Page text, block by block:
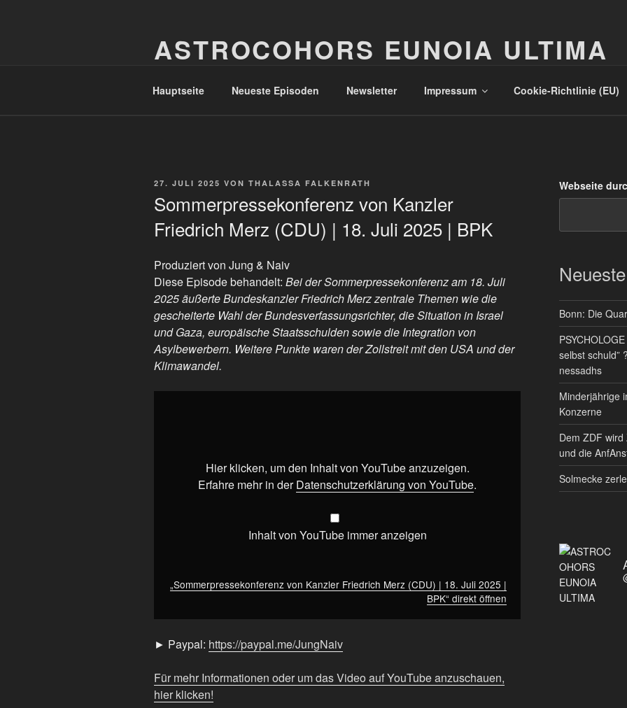
ASTROCOHORS EUNOIA ULTIMA
Hauptseite Neueste Episoden Newsletter Impressum Cookie-Richtlinie (EU)
VERÖFFENTLICHT
27. JULI 2025 VON THALASSA FALKENRATH
Sommerpressekonferenz von Kanzler
Friedrich Merz (CDU) | 18. Juli 2025 | BPK
Produziert von Jung & Naiv
Diese Episode behandelt: Bei der Sommerpressekonferenz am 18. Juli
2025 äußerte Bundeskanzler Friedrich Merz zentrale Themen wie die
gescheiterte Wahl der Bundesverfassungsrichter, die Situation in Israel
und Gaza, europäische Staatsschulden sowie die Integration von
Asylbewerbern. Weitere Punkte waren der Zollstreit mit den USA und der
Klimawandel.
BPK“
YouTube
Hier klicken, um den Inhalt von YouTube anzuzeigen.
Erfahre mehr in derDatenschutzerklärung von YouTube.
Inhalt von YouTube immer anzeigen
„Sommerpressekonferenz von Kanzler Friedrich Merz (CDU) | 18. Juli 2025 |
BPK“ direkt öffnen
► Paypal: https://paypal.me/JungNaiv
Für mehr Informationen oder um das Video auf YouTube anzuschauen,
hier klicken!
Webseite
Bonn: Die
selbst schuld”
nessadhs
Minderjährige
Konzerne
Dem ZDF
und die
Solmecke